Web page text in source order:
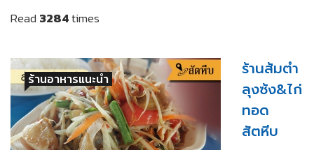
Read 3284times
ร้านอาหารแนะนำ
ร้านส้มตำ
ลุงซ้ง&ไก่
ทอด
สัตหีบ